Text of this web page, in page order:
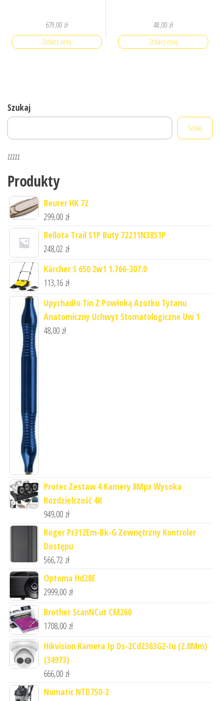
679,00 zł
Zobacz cenę
48,00 zł
Zobacz cenę
Szukaj
Szukaj
zzzzz
Produkty
Beurer HK 72
299,00 zł
Bellota Trail S1P Buty 72211N38S1P
248,02 zł
Kärcher S 650 2w1 1.766-307.0
113,16 zł
Upychadło Tin Z Powłoką Azotku Tytanu
Anatomiczny Uchwyt Stomatologiczne Uw 1
48,00 zł
Protec Zestaw 4 Kamery 8Mpx Wysoka
Rozdzielczość 4K
949,00 zł
Roger Pr312Em-Bk-G Zewnętrzny Kontroler
Dostępu
566,72 zł
Optoma Hd28E
2999,00 zł
Brother ScanNCut CM260
1708,00 zł
Hikvision Kamera Ip Ds-2Cd2363G2-Iu (2.8Mm)
(34973)
666,00 zł
Numatic NTD750-2